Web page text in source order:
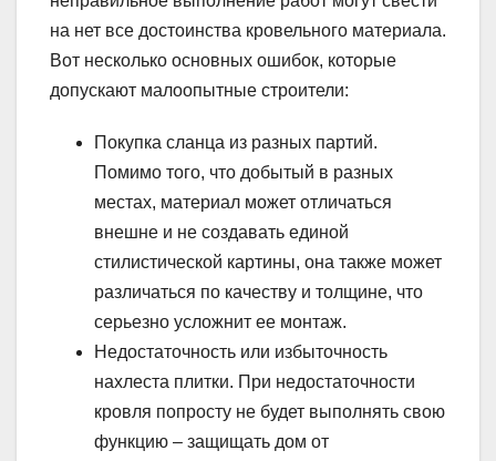
на нет все достоинства кровельного материала.
Вот несколько основных ошибок, которые
допускают малоопытные строители:
Покупка сланца из разных партий.
Помимо того, что добытый в разных
местах, материал может отличаться
внешне и не создавать единой
стилистической картины, она также может
различаться по качеству и толщине, что
серьезно усложнит ее монтаж.
Недостаточность или избыточность
нахлеста плитки. При недостаточности
кровля попросту не будет выполнять свою
функцию – защищать дом от